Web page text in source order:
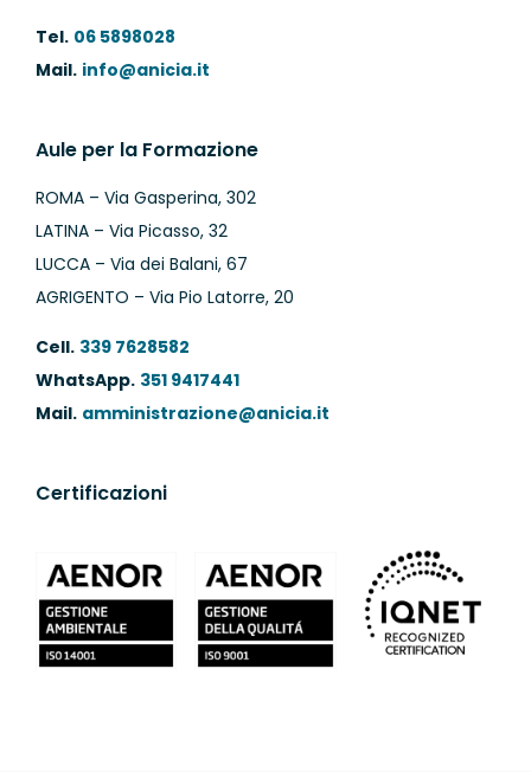
Tel. 06 5898028
Mail. info@anicia.it
Aule per la Formazione
ROMA – Via Gasperina, 302
LATINA – Via Picasso, 32
LUCCA – Via dei Balani, 67
AGRIGENTO – Via Pio Latorre, 20
Cell. 339 7628582
WhatsApp. 351 9417441
Mail. amministrazione@anicia.it
Certificazioni